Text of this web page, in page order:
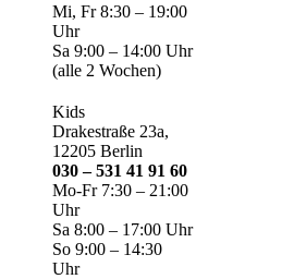
Mi, Fr 8:30 – 19:00
Uhr
Sa 9:00 – 14:00 Uhr
(alle 2 Wochen)
Kids
Drakestraße 23a,
12205 Berlin
030 – 531 41 91 60
Mo-Fr 7:30 – 21:00
Uhr
Sa 8:00 – 17:00 Uhr
So 9:00 – 14:30
Uhr